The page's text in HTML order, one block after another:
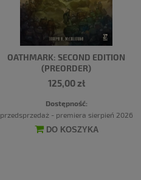
OATHMARK: SECOND EDITION
(PREORDER)
125,00 zł
Dostępność:
przedsprzedaż - premiera sierpień 2026
DO KOSZYKA